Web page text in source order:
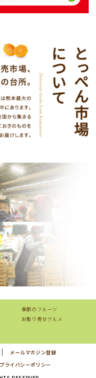
季節のフルーツ
お取り寄せグルメ
メールマガジン登録
プライバシーポリシー